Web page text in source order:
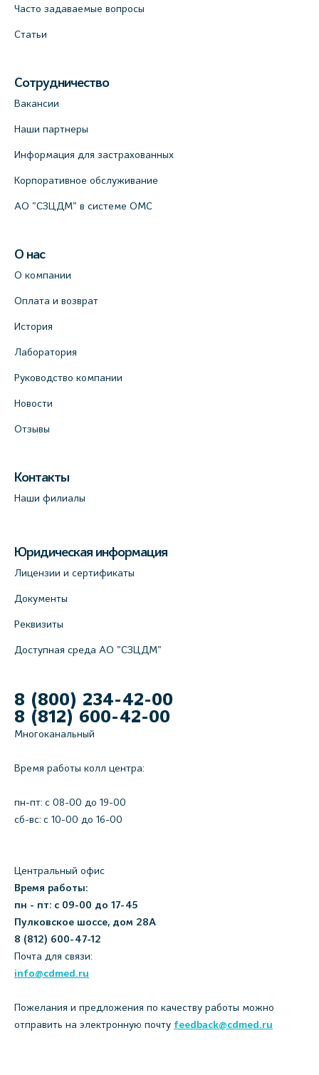
Часто задаваемые вопросы
Статьи
Сотрудничество
Вакансии
Наши партнеры
Информация для застрахованных
Корпоративное обслуживание
АО "СЗЦДМ" в системе ОМС
О нас
О компании
Оплата и возврат
История
Лаборатория
Руководство компании
Новости
Отзывы
Контакты
Наши филиалы
Юридическая информация
Лицензии и сертификаты
Документы
Реквизиты
Доступная среда АО "СЗЦДМ"
8 (800) 234-42-00
8 (812) 600-42-00
Многоканальный
Время работы колл центра:
пн-пт: c 08-00 до 19-00
сб-вс: с 10-00 до 16-00
Центральный офис
Время работы:
пн - пт: с 09-00 до 17-45
Пулковское шоссе, дом 28А
8 (812) 600-47-12
Почта для связи:
info@cdmed.ru
Пожелания и предложения по качеству работы можно
отправить на электронную почту feedback@cdmed.ru